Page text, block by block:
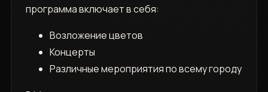
программа включает в себя:
Возложение цветов
Концерты
Различные мероприятия по всему городу